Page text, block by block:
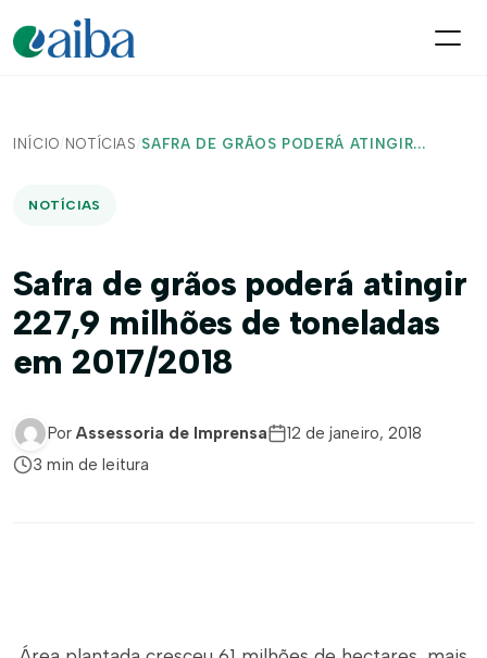
INÍCIO/ NOTÍCIAS /SAFRA DE GRÃOS PODERÁ ATINGIR...
NOTÍCIAS
Safra de grãos poderá atingir
227,9 milhões de toneladas
em 2017/2018
Por Assessoria de Imprensa
12 de janeiro, 2018
3 min de leitura